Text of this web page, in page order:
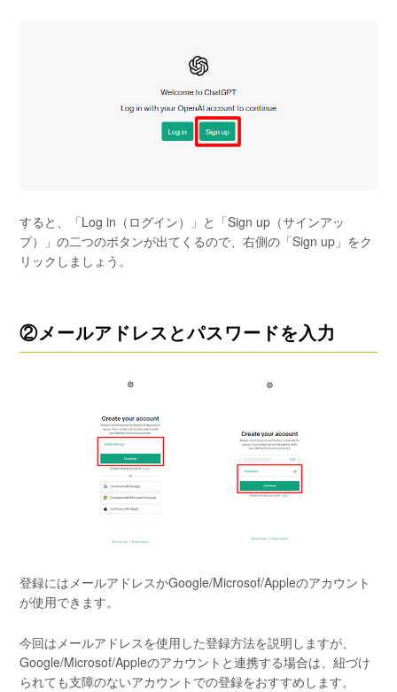
すると、「Log in（ログイン）」と「Sign up（サインアッ
プ）」の二つのボタンが出てくるので、右側の「Sign up」をク
リックしましょう。
②メールアドレスとパスワードを入力
登録にはメールアドレスかGoogle/Microsof/Appleのアカウント
が使用できます。
今回はメールアドレスを使用した登録方法を説明しますが、
Google/Microsof/Appleのアカウントと連携する場合は、紐づけ
られても支障のないアカウントでの登録をおすすめします。